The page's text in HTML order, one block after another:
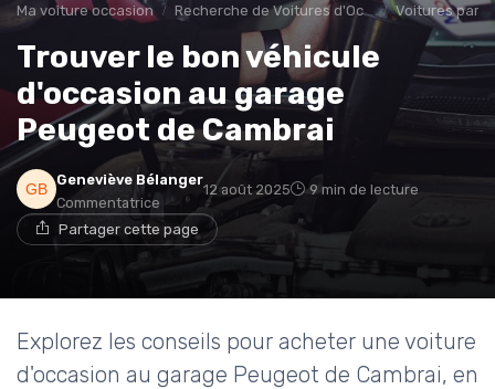
Ma voiture occasion Recherche de Voitures d'Occasion Voitures par
Trouver le bon véhicule
d'occasion au garage
Peugeot de Cambrai
Geneviève Bélanger
Commentatrice
12 août 2025 9 min de lecture
Partager cette page
Explorez les conseils pour acheter une voiture
d'occasion au garage Peugeot de Cambrai, en